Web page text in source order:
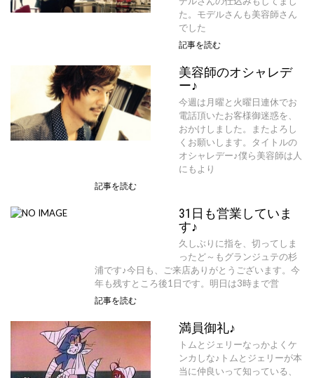
た。モデルさんも美容師さん
でした
記事を読む
美容師のオシャレデ
ー♪
今週は月曜と火曜日連休でお
電話頂いたお客様御迷惑を、
おかけしました。またよろし
くお願いします。タイトルの
オシャレデー♪僕ら美容師は人
にもより
記事を読む
31日も営業していま
す♪
久しぶりに指を、切ってしま
ったど～もグランジュテの杉
浦です♪今日も、ご来店ありがとうございます。今
年も残すところ後1日です。明日は3時まで営
記事を読む
満員御礼♪
トムとジェリーなっかよくケ
ンカしな♪トムとジェリーが本
当に仲良いって知っている、